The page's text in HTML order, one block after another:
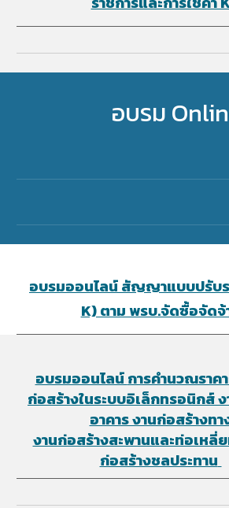
อบรม
อบรมออนไลน์ สัญญาแบบปรับร
K) ตาม พรบ.จัดซื้อจัดจ้
อบรมออนไลน์การคำนวณราค
ก่อสร้างในระบบอิเล็กทรอนิกส์
อาคาร งานก่อสร้างทา
งานก่อสร้างสะพานและท่อเหลี่
ก่อสร้างชลประทาน